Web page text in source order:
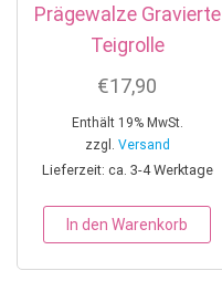
Prägewalze Gravierte
Teigrolle
€17,90
Enthält 19% MwSt.
zzgl. Versand
Lieferzeit: ca. 3-4 Werktage
In den Warenkorb